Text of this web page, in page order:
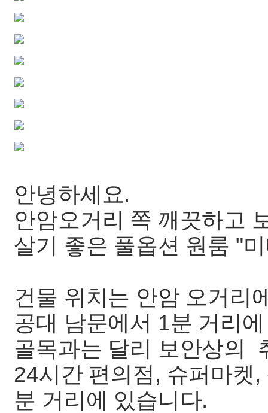
안녕하세요.
안암오거리 쪽 깨끗하고
살기 좋은 풀옵션 원룸 "
건물 위치는 안암 오거리
공대 남문에서 1분 거리
골목과는 달리 보안상의
24시간 편의점, 슈퍼마켓
분 거리에 있습니다.